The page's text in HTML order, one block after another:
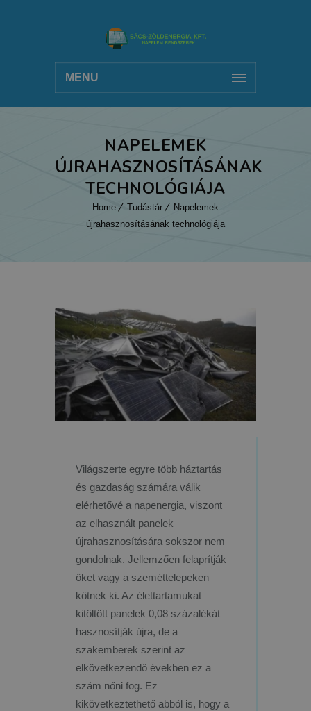
MENU
NAPELEMEK
ÚJRAHASZNOSÍTÁSÁNAK
TECHNOLÓGIÁJA
Home Tudástár
Napelemek
újrahasznosításának technológiája
Világszerte egyre több háztartás
és gazdaság számára válik
elérhetővé a napenergia, viszont
az elhasznált panelek
újrahasznosítására sokszor nem
gondolnak. Jellemzően felaprítják
őket vagy a szeméttelepeken
kötnek ki. Az élettartamukat
kitöltött panelek 0,08 százalékát
hasznosítják újra, de a
szakemberek szerint az
elkövetkezendő években ez a
szám nőni fog. Ez
kikövetkeztethető abból is, hogy a